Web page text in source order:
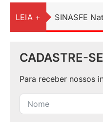
LEIA + SINASFE
CADASTRE-SE
Para receber nossos